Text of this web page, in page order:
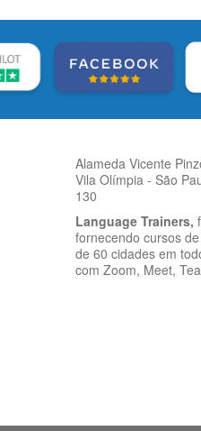
Alameda Vicente
Vila Olímpia - São
130
Language Trainers,
fornecendo cursos
de 60 cidades em
com Zoom, Meet,